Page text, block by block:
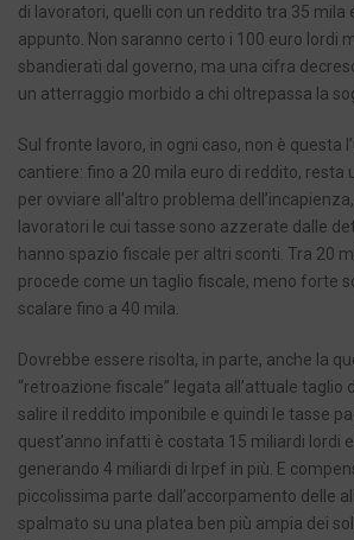
di lavoratori, quelli con un reddito tra 35 mila
appunto. Non saranno certo i 100 euro lordi
sbandierati dal governo, ma una cifra
un atterraggio morbido a chi oltrepassa la
Sul fronte lavoro, in ogni caso, non è questa
cantiere: fino a 20 mila euro di reddito, resta
per ovviare all’altro problema
lavoratori le cui tasse sono azzerate dalle
hanno spazio fiscale per altri sconti. Tra 20
procede come un taglio fiscale, meno forte
scalare fino a 40 mila.
Dovrebbe essere risolta, in parte, anche la
“retroazione fiscale” legata all’attuale taglio
salire il reddito imponibile e quindi le tasse
quest’anno infatti è costata 15 miliardi lordi
generando 4 miliardi di Irpef in più. E
piccolissima parte dall’accorpamento delle
spalmato su una platea ben più ampia dei